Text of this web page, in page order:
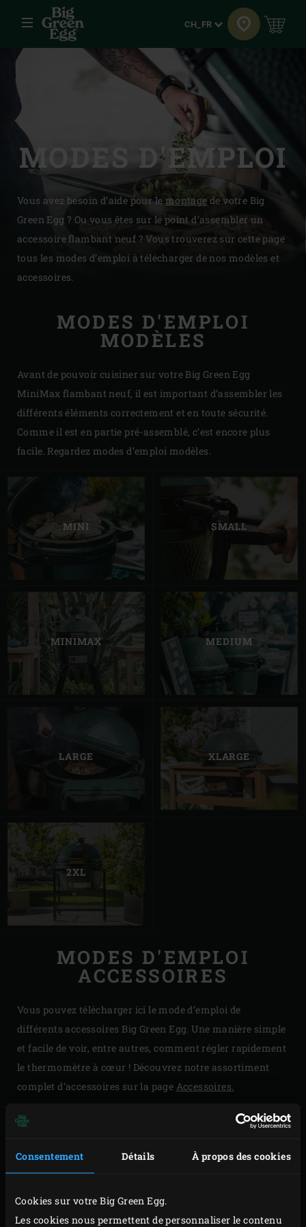
Consentement Détails À propos des cookies
Cookies sur votre Big Green Egg.
Les cookies nous permettent de personnaliser le contenu
Menu Langue
CH_FR
MODES D'EMPLOI
Vous avez besoin d’aide pour le montage de votre Big
Green Egg ? Ou vous êtes sur le point d’assembler un
accessoire flambant neuf ? Vous trouverez sur cette page
tous les modes d’emploi à télécharger de nos modèles et
accessoires.
MODES D'EMPLOI
MODÈLES
Avant de pouvoir cuisiner sur votre Big Green Egg
MiniMax flambant neuf, il est important d’assembler les
différents éléments correctement et en toute sécurité.
Comme il est en partie pré-assemblé, c’est encore plus
facile. Regardez modes d’emploi modèles.
MINI SMALL
MINIMAX MEDIUM
LARGE XLARGE
2XL
MODES D'EMPLOI
ACCESSOIRES
Vous pouvez télécharger ici le mode d’emploi de
différents accessoires Big Green Egg. Une manière simple
et facile de voir, entre autres, comment régler rapidement
le thermomètre à cœur ! Découvrez notre assortiment
complet d’accessoires sur la page Accessoires.
TABLE EN BOIS
D’EUCALYPTUS
TABLETTES